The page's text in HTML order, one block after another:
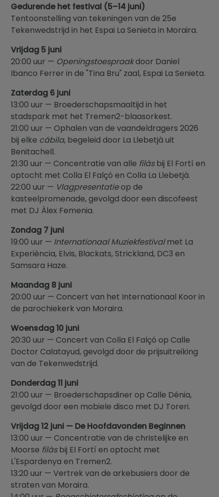
Gedurende het festival (5–14 juni)
Tentoonstelling van tekeningen van de 25e
Tekenwedstrijd in het Espai La Senieta in Moraira.
Vrijdag 5 juni
20:00 uur — Openingstoespraakdoor Daniel
Ibanco Ferrer in de "Tina Bru" zaal, Espai La Senieta.
Zaterdag 6 juni
13:00 uur — Broederschapsmaaltijd in het
stadspark met het Tremen2-blaasorkest.
21:00 uur — Ophalen van de vaandeldragers 2026
bij elke cábila, begeleid door La Llebetjà uit
Benitachell.
21:30 uur — Concentratie van alle filàsbij El Fortí en
optocht met Colla El Falçó en Colla La Llebetjà.
22:00 uur — Vlagpresentatieop de
kasteelpromenade, gevolgd door een discofeest
met DJ Àlex Femenia.
Zondag 7 juni
19:00 uur — Internationaal Muziekfestivalmet La
Experiència, Elvis, Blackats, Strickland, DC3 en
Samsara Haze.
Maandag 8 juni
20:00 uur — Concert van het Internationaal Koor in
de parochiekerk van Moraira.
Woensdag 10 juni
20:30 uur — Concert van Colla El Falçó op Calle
Doctor Calatayud, gevolgd door de prijsuitreiking
van de Tekenwedstrijd.
Donderdag 11 juni
21:00 uur — Broederschapsdiner op Calle Dénia,
gevolgd door een mobiele disco met DJ Toreri.
Vrijdag 12 juni — De Hoofdavonden Beginnen
13:00 uur — Concentratie van de christelijke en
Moorse filàsbij El Fortí en optocht met
L'Espardenya en Tremen2.
13:20 uur — Vertrek van de arkebusiers door de
straten van Moraira.